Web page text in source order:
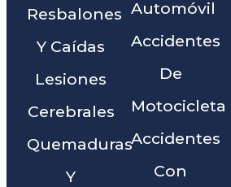
Resbalones
Y Caídas
Lesiones
Cerebrales
Quemaduras
Y
Automóvil
Accidentes
De
Motocicleta
Accidentes
Con